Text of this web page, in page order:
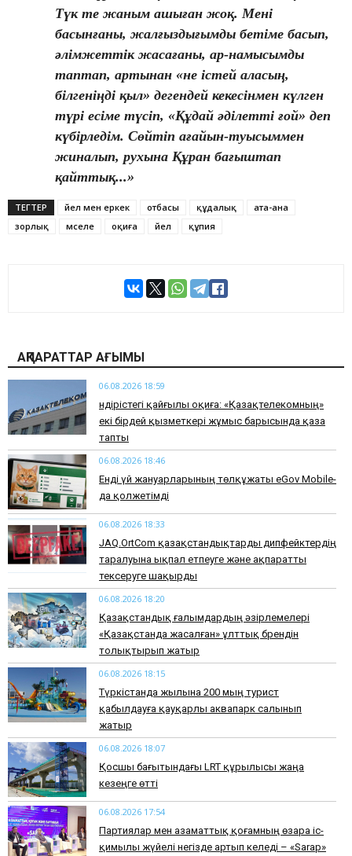
Түк те жаным ашыған жоқ. Мені
басынғаны, жалғыздығымды бетіме басып,
әлімжеттік жасағаны, ар-намысымды
таптап, артынан «не істей аласың,
білгеніңді қыл» дегендей кекесінмен күлген
түрі есіме түсіп, «Құдай әділетті ғой» деп
күбірледім. Сөйтіп ағайын-туысыммен
жиналып, рухына Құран бағыштап
қайттық...»
ТЕГТЕР әйел мен еркек отбасы құдалық
ата-ана
зорлық
мәселе оқиға әйел құпия
АҚПАРАТТАР АҒЫМЫ
06.08.2026 18:59
Өндірістегі қайғылы оқиға: «Қазақтелекомның»
екі бірдей қызметкері жұмыс барысында қаза
тапты
06.08.2026 18:46
Енді үй жануарларының төлқұжаты eGov Mobile-
да қолжетімді
06.08.2026 18:33
JAQ.OrtCom қазақстандықтарды дипфейктердің
таралуына ықпал етпеуге және ақпаратты
тексеруге шақырды
06.08.2026 18:20
Қазақстандық ғалымдардың әзірлемелері
«Қазақстанда жасалған» ұлттық брендін
толықтырып жатыр
06.08.2026 18:15
Түркістанда жылына 200 мың турист
қабылдауға қауқарлы аквапарк салынып
жатыр
06.08.2026 18:07
Қосшы бағытындағы LRT құрылысы жаңа
кезеңге өтті
06.08.2026 17:54
Партиялар мен азаматтық қоғамның өзара іс-
қимылы жүйелі негізде артып келеді – «Sarap»